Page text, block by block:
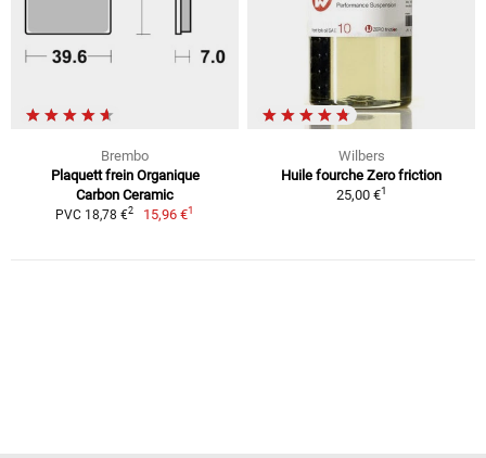
Brembo
Plaquett frein Organique
Carbon Ceramic
PVC 18,78 €2 15,96 €1
Wilbers
Huile fourche Zero friction
25,00 €1